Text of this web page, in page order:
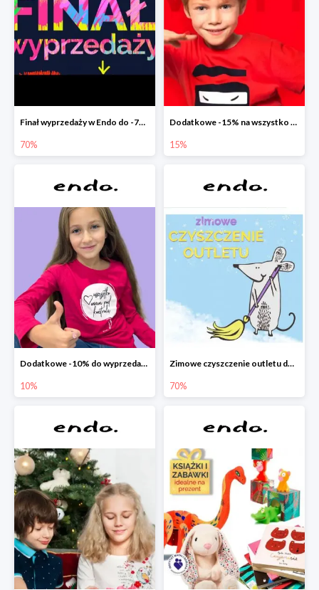
Finał wyprzedaży w Endo do -70%
70%
Dodatkowe -15% na wszystko z wyprzedaży w Endo
15%
Dodatkowe -10% do wyprzedaży w Endo
10%
Zimowe czyszczenie outletu do -70%
70%